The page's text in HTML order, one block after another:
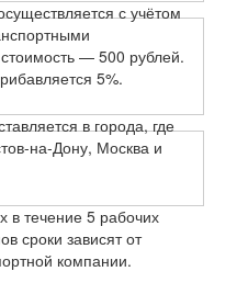
с учётом
— 500 рублей.
5%.
в города, где
на-Дону, Москва и
в течение 5 рабочих
сроки зависят от
компании.